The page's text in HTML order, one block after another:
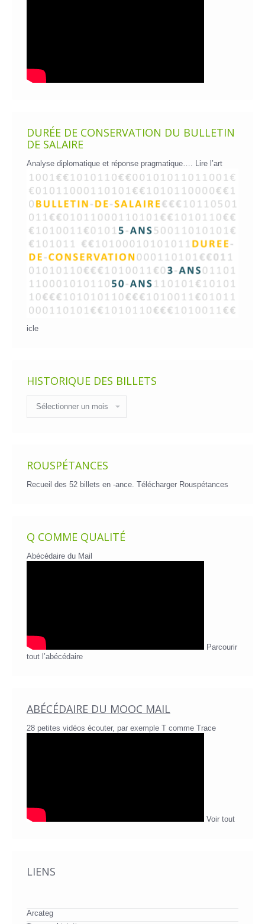
DURÉE DE CONSERVATION DU BULLETIN
DE SALAIRE
Analyse diplomatique et réponse pragmatique…. Lire l’art
icle
HISTORIQUE DES BILLETS
des
billets
ROUSPÉTANCES
Recueil des 52 billets en -ance. Télécharger Rouspétances
Q COMME QUALITÉ
Abécédaire du Mail
Parcourir
tout l’abécédaire
ABÉCÉDAIRE DU MOOC MAIL
28 petites vidéos écouter, par exemple T comme Trace
Voir tout
LIENS
Arcateg